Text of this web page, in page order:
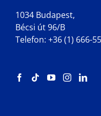
1034 Budapest,
Bécsi út 96/B
Telefon: +36 (1) 666-